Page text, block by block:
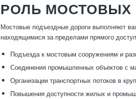
РОЛЬ
Мостовые подъездные дороги выполняют
находящимися за пределами прямого
Подъезда к мостовым сооружениям и
Соединения промышленных объектов с
Организации транспортных потоков в
Повышения доступности жилых и